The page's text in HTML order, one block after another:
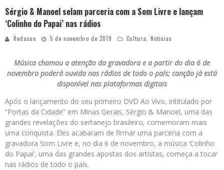
Sérgio & Manoel selam parceria com a Som Livre e lançam
‘Colinho do Papai’ nas rádios
Redacao 5 de novembro de 2019 Cultura, Notícias
Música chamou a atenção da gravadora e a partir do dia 6 de
novembro poderá ouvida nas rádios de todo o país; canção já está
disponível nas plataformas digitais
Após o lançamento do seu primeiro DVD Ao Vivo, intitulado por
“Portas da Cidade” em Minas Gerais, Sérgio & Manoel, uma das
grandes revelações do sertanejo brasileiro, comemoram mais
uma conquista. Eles acabaram de firmar uma parceria com a
gravadora Som Livre e, no dia 6 de novembro, a música ‘Colinho
do Papai’, uma das grandes apostas dos artistas, começa a tocar
nas rádios de todo o país.